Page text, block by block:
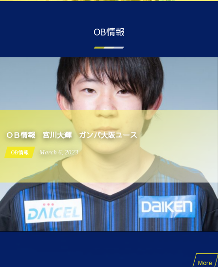
OB情報
ＯＢ情報 宮川大輝 ガンバ大阪ユース
OB情報 March 6 2023
More